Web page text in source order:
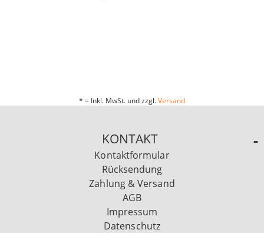
* = Inkl. MwSt. und zzgl.Versand
KONTAKT
Kontaktformular
Rücksendung
Zahlung & Versand
AGB
Impressum
Datenschutz